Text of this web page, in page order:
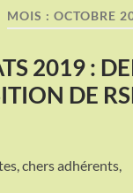
MOIS : OCTOBRE
2019 :
DE
chers adhérents,